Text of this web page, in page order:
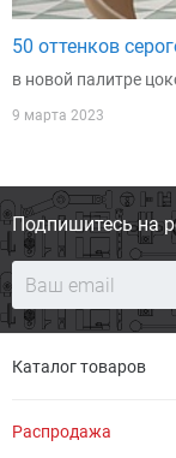
50 оттенков
в новой палитре
9 марта 2023
Подпишитесь на
Каталог товаров
Распродажа